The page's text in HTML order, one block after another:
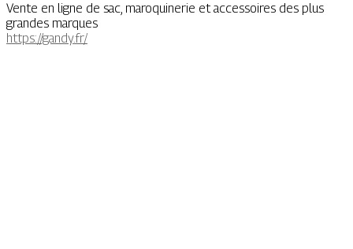
Vente en ligne de sac, maroquinerie et accessoires des plus
grandes marques
https://gandy.fr/